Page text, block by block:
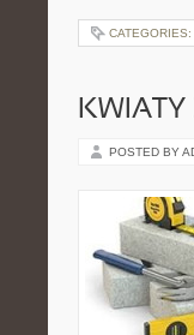
CATEGORIES:
POSTED BY